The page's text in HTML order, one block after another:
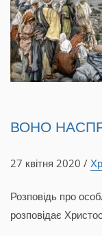
ВОНО
27 квітня 2020 /
Розповідь про
розповідає